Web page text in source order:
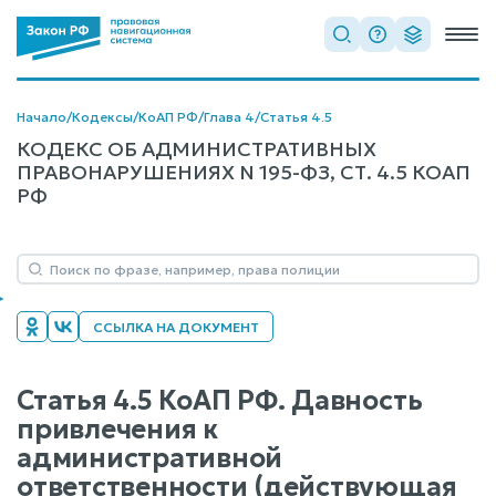
Начало/Кодексы/КоАП РФ/Глава 4/Статья 4.5
КОДЕКС ОБ АДМИНИСТРАТИВНЫХ
ПРАВОНАРУШЕНИЯХ N 195-ФЗ, СТ. 4.5 КОАП
РФ
ССЫЛКА НА ДОКУМЕНТ
Статья 4.5 КоАП РФ. Давность
привлечения к
административной
ответственности (действующая